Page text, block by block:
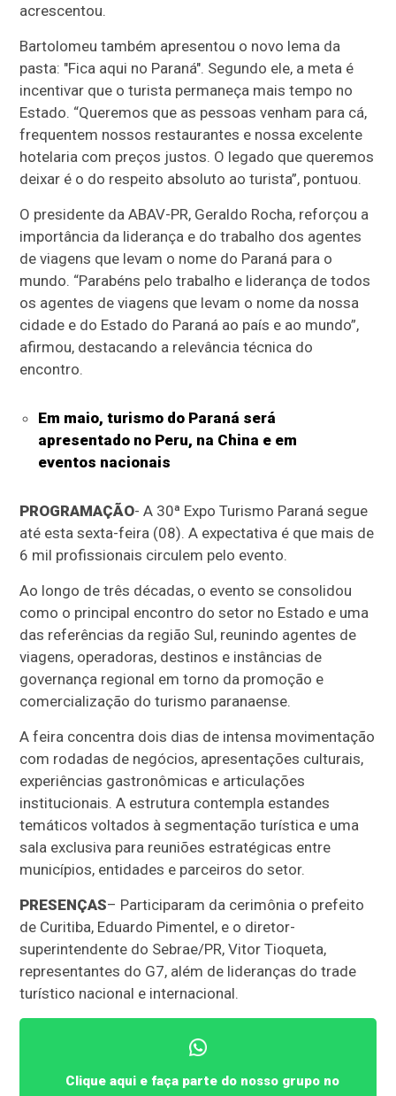
acrescentou.
Bartolomeu também apresentou o novo lema da
pasta: "Fica aqui no Paraná". Segundo ele, a meta é
incentivar que o turista permaneça mais tempo no
Estado. “Queremos que as pessoas venham para cá,
frequentem nossos restaurantes e nossa excelente
hotelaria com preços justos. O legado que queremos
deixar é o do respeito absoluto ao turista”, pontuou.
O presidente da ABAV-PR, Geraldo Rocha, reforçou a
importância da liderança e do trabalho dos agentes
de viagens que levam o nome do Paraná para o
mundo. “Parabéns pelo trabalho e liderança de todos
os agentes de viagens que levam o nome da nossa
cidade e do Estado do Paraná ao país e ao mundo”,
afirmou, destacando a relevância técnica do
encontro.
Em maio, turismo do Paraná será
apresentado no Peru, na China e em
eventos nacionais
PROGRAMAÇÃO- A 30ª Expo Turismo Paraná segue
até esta sexta-feira (08). A expectativa é que mais de
6 mil profissionais circulem pelo evento.
Ao longo de três décadas, o evento se consolidou
como o principal encontro do setor no Estado e uma
das referências da região Sul, reunindo agentes de
viagens, operadoras, destinos e instâncias de
governança regional em torno da promoção e
comercialização do turismo paranaense.
A feira concentra dois dias de intensa movimentação
com rodadas de negócios, apresentações culturais,
experiências gastronômicas e articulações
institucionais. A estrutura contempla estandes
temáticos voltados à segmentação turística e uma
sala exclusiva para reuniões estratégicas entre
municípios, entidades e parceiros do setor.
PRESENÇAS– Participaram da cerimônia o prefeito
de Curitiba, Eduardo Pimentel, e o diretor-
superintendente do Sebrae/PR, Vitor Tioqueta,
representantes do G7, além de lideranças do trade
turístico nacional e internacional.
Clique aqui e faça parte do nosso grupo no